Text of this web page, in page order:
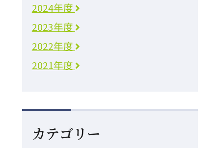
2024年度
2023年度
2022年度
2021年度
カテゴリー